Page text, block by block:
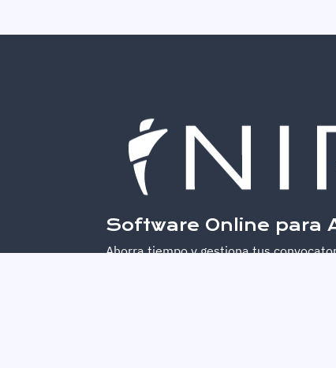
Software Online para
Ahorra tiempo y gestiona tus